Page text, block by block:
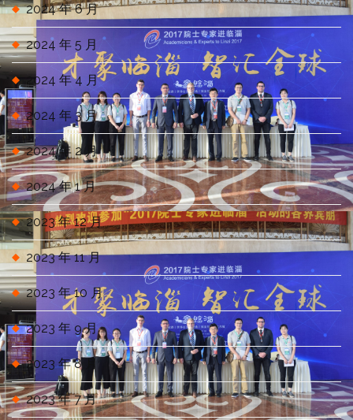
2024 年 6 月
2024 年 5 月
2024 年 4 月
2024 年 3 月
2024 年 2 月
2024 年 1 月
2023 年 12 月
2023 年 11 月
2023 年 10 月
2023 年 9 月
2023 年 8 月
2023 年 7 月